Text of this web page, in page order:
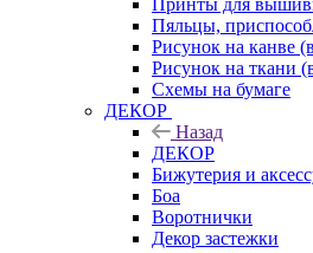
Принты для
Пяльцы,
Рисунок на канве
Рисунок на ткани
Схемы на бумаге
ДЕКОР
Назад
ДЕКОР
Бижутерия и
Боа
Воротнички
Декор застежки